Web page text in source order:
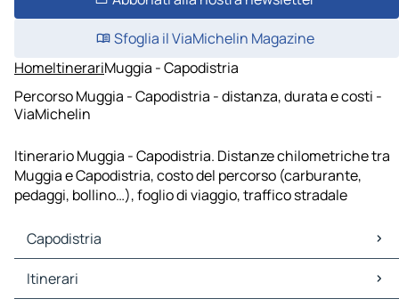
Sfoglia il ViaMichelin Magazine
HomeItinerariMuggia - Capodistria
Percorso Muggia - Capodistria - distanza, durata e costi -
ViaMichelin
Itinerario Muggia - Capodistria. Distanze chilometriche tra
Muggia e Capodistria, costo del percorso (carburante,
pedaggi, bollino…), foglio di viaggio, traffico stradale
Capodistria
Capodistria Mappe Piantine
Capodistria Traffico
Itinerari